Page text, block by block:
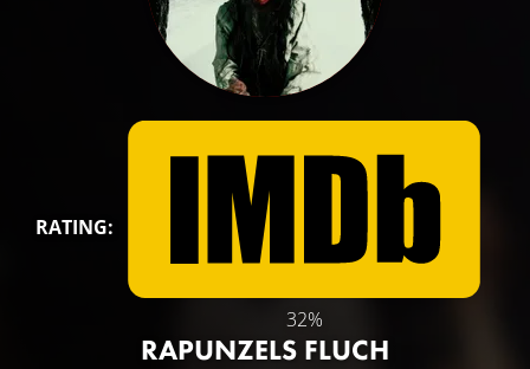
RATING:
32%
RAPUNZELS FLUCH